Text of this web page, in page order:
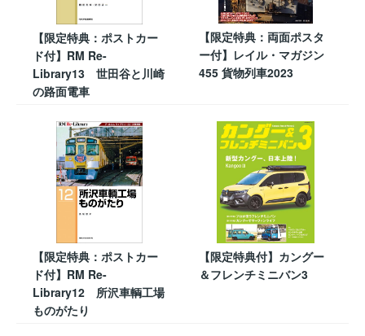
【限定特典：ポストカー
ド付】RM Re-
Library13 世田谷と川崎
の路面電車
【限定特典：両面ポスタ
ー付】レイル・マガジン
455 貨物列車2023
【限定特典：ポストカー
ド付】RM Re-
Library12 所沢車輌工場
ものがたり
【限定特典付】カングー
＆フレンチミニバン3